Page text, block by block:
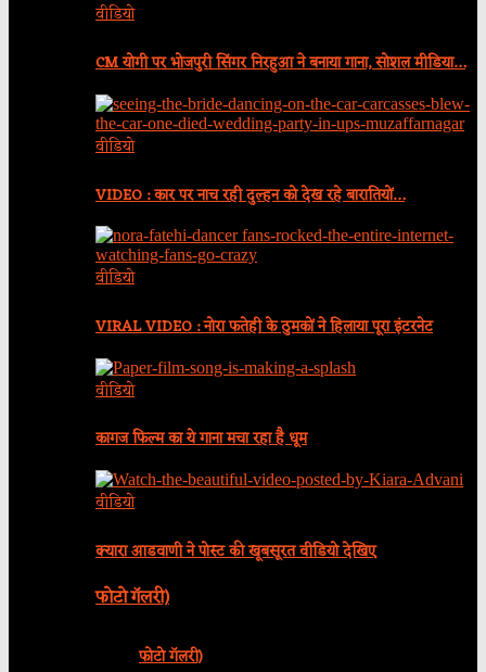
वीडियो
CM योगी पर भोजपुरी सिंगर निरहुआ ने बनाया गाना, सोशल मीडिया…
वीडियो
VIDEO : कार पर नाच रही दुल्हन को देख रहे बारातियों…
वीडियो
VIRAL VIDEO : नोरा फतेही के ठुमकों ने हिलाया पूरा इंटरनेट
वीडियो
कागज फिल्म का ये गाना मचा रहा है धूम
वीडियो
क्यारा आडवाणी ने पोस्ट की खूबसूरत वीडियो देखिए
फोटो गॅलरी)
फोटो गॅलरी)